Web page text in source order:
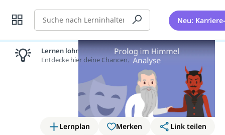
Suche Neu:
Lernplan Merken
Link teilen
Lernen lohnt sich!
Entdecke hier deine Chancen.